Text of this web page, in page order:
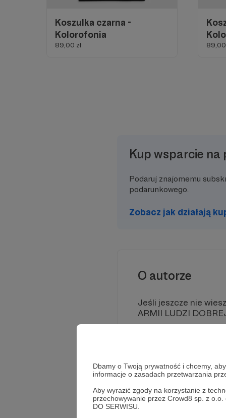
Dbamy o Twoją prywatność i chcemy,
informacje o zasadach przetwarzania
Aby wyrazić zgody na korzystanie z
przechowywanie przez Crowd8 sp. z
DO SERWISU.
Koszulka czarna -
Kolorofonia
89,00 zł 89,00
Kup wsparcie na
Podaruj znajomemu
podarunkowego.
Zobacz jak działają
O autorze
Jeśli jeszcze nie
ARMII LUDZI